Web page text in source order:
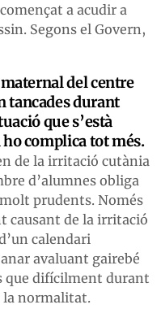
a acudir a
Segons el Govern,
del centre
tancades durant
que s’està
complica tot més.
de la irritació cutània
d’alumnes obliga
prudents. Només
causant de la irritació
calendari
avaluant gairebé
que difícilment durant
la normalitat.